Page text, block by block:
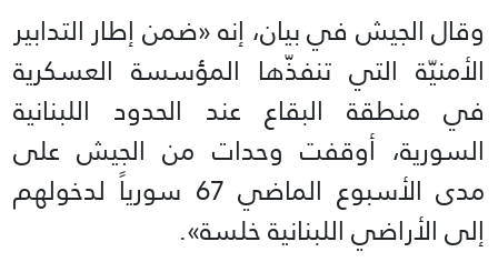
وقال الجيش في بيان، إنه «ضمن إطار التدابير
الأمنيّة التي تنفذّها المؤسسة العسكرية
في منطقة البقاع عند الحدود اللبنانية
السورية، أوقفت وحدات من الجيش على
مدى الأسبوع الماضي 67 سورياً لدخولهم
إلى الأراضي اللبنانية خلسة».